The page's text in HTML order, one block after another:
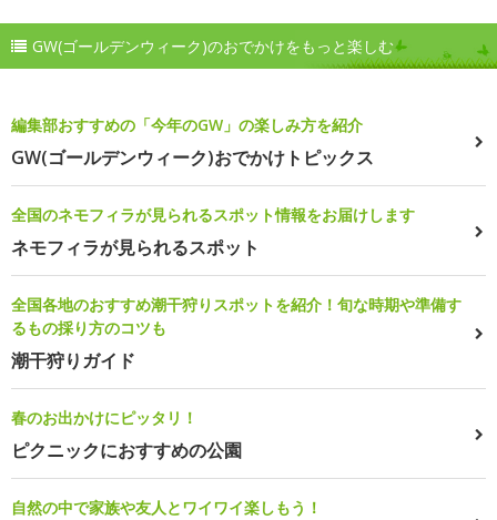
GW(ゴールデンウィーク)のおでかけをもっと楽しむ
編集部おすすめの「今年のGW」の楽しみ方を紹介
GW(ゴールデンウィーク)おでかけトピックス
全国のネモフィラが見られるスポット情報をお届けします
ネモフィラが見られるスポット
全国各地のおすすめ潮干狩りスポットを紹介！旬な時期や準備す
るもの採り方のコツも
潮干狩りガイド
春のお出かけにピッタリ！
ピクニックにおすすめの公園
自然の中で家族や友人とワイワイ楽しもう！